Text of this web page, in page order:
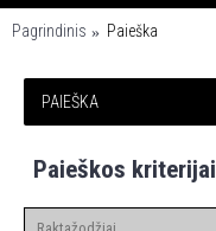
Pagrindinis Paieška
PAIEŠKA
Paieškos kriterijai